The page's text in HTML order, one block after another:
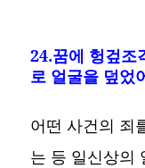
24.꿈에 헝겊조
로 얼굴을 덮었
어떤 사건의 죄
는 등 일신상의